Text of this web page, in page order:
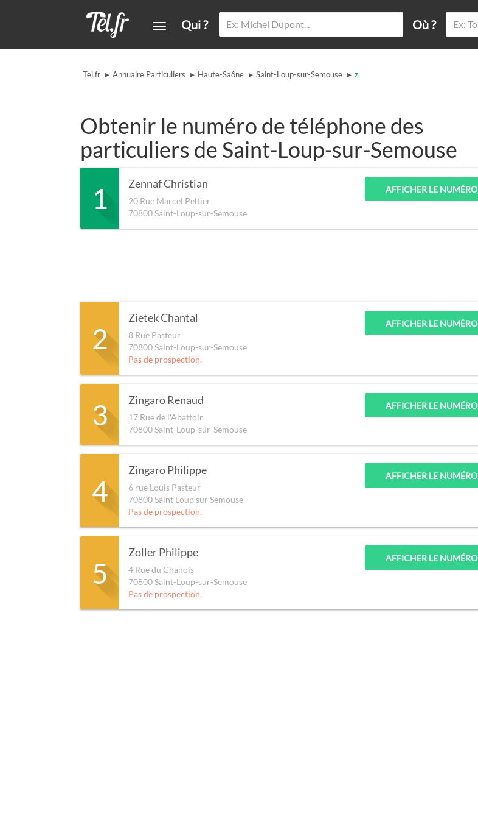
Qui ? Où ?
Tel.fr ▸ Annuaire Particuliers ▸ Haute-Saône ▸ Saint-Loup-sur-Semouse ▸ z
Obtenir le numéro de téléphone des
particuliers de Saint-Loup-sur-Semouse
1 Zennaf Christian
20 Rue Marcel Peltier
70800Saint-Loup-sur-Semouse
AFFICHER LE NUMÉRO
2
Zietek Chantal
8 Rue Pasteur
70800Saint-Loup-sur-Semouse
Pas de prospection.
AFFICHER LE NUMÉRO
3 Zingaro Renaud
17 Rue de l'Abattoir
70800Saint-Loup-sur-Semouse
AFFICHER LE NUMÉRO
4
Zingaro Philippe
6 rue Louis Pasteur
70800Saint Loup sur Semouse
Pas de prospection.
AFFICHER LE NUMÉRO
5
Zoller Philippe
4 Rue du Chanois
70800Saint-Loup-sur-Semouse
Pas de prospection.
AFFICHER LE NUMÉRO